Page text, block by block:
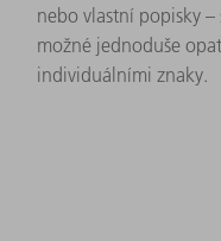
nebo vlastní popisky
možné jednoduše
individuálními znaky.